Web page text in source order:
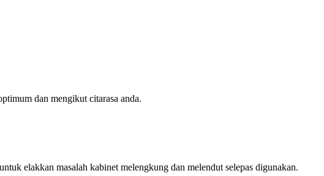
dan mengikut citarasa anda.
elakkan masalah kabinet melengkung dan melendut selepas digunakan.